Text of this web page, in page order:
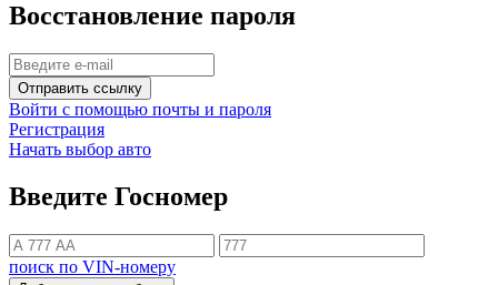
Восстановление пароля
Отправить ссылку
Войти с помощью почты и пароля
Регистрация
Начать выбор авто
Введите Госномер
поиск по VIN-номеру